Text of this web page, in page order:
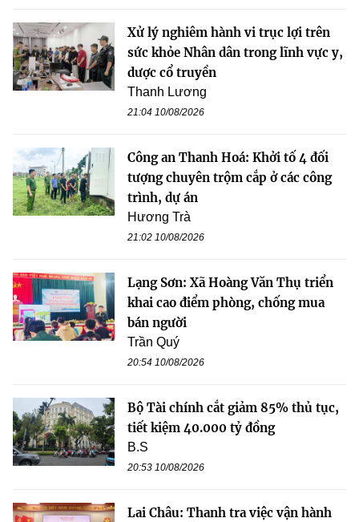
Xử lý nghiêm hành vi trục lợi trên
sức khỏe Nhân dân trong lĩnh vực y,
dược cổ truyền
Thanh Lương
21:04 10/08/2026
Công an Thanh Hoá: Khởi tố 4 đối
tượng chuyên trộm cắp ở các công
trình, dự án
Hương Trà
21:02 10/08/2026
Lạng Sơn: Xã Hoàng Văn Thụ triển
khai cao điểm phòng, chống mua
bán người
Trần Quý
20:54 10/08/2026
Bộ Tài chính cắt giảm 85% thủ tục,
tiết kiệm 40.000 tỷ đồng
B.S
20:53 10/08/2026
Lai Châu: Thanh tra việc vận hành